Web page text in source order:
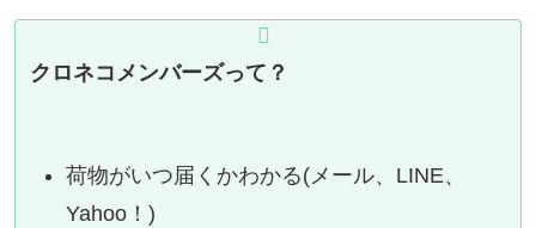
クロネコメンバーズって？
荷物がいつ届くかわかる(メール、LINE、
Yahoo！)